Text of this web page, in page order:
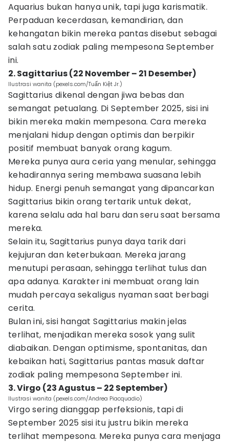
Aquarius bukan hanya unik, tapi juga karismatik.
Perpaduan kecerdasan, kemandirian, dan
kehangatan bikin mereka pantas disebut sebagai
salah satu zodiak paling mempesona September
ini.
2. Sagittarius (22 November – 21 Desember)
Ilustrasi wanita (pexels.com/Tuấn Kiệt Jr.)
Sagittarius dikenal dengan jiwa bebas dan
semangat petualang. Di September 2025, sisi ini
bikin mereka makin mempesona. Cara mereka
menjalani hidup dengan optimis dan berpikir
positif membuat banyak orang kagum.
Mereka punya aura ceria yang menular, sehingga
kehadirannya sering membawa suasana lebih
hidup. Energi penuh semangat yang dipancarkan
Sagittarius bikin orang tertarik untuk dekat,
karena selalu ada hal baru dan seru saat bersama
mereka.
Selain itu, Sagittarius punya daya tarik dari
kejujuran dan keterbukaan. Mereka jarang
menutupi perasaan, sehingga terlihat tulus dan
apa adanya. Karakter ini membuat orang lain
mudah percaya sekaligus nyaman saat berbagi
cerita.
Bulan ini, sisi hangat Sagittarius makin jelas
terlihat, menjadikan mereka sosok yang sulit
diabaikan. Dengan optimisme, spontanitas, dan
kebaikan hati, Sagittarius pantas masuk daftar
zodiak paling mempesona September ini.
3. Virgo (23 Agustus – 22 September)
Ilustrasi wanita (pexels.com/Andrea Piacquadio)
Virgo sering dianggap perfeksionis, tapi di
September 2025 sisi itu justru bikin mereka
terlihat mempesona. Mereka punya cara menjaga